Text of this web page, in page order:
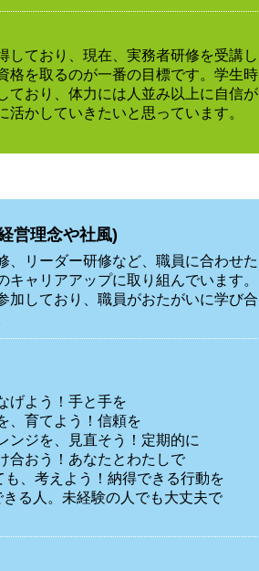
しており、現在、実務者研修を受講し
格を取るのが一番の目標です。学生時
ており、体力には人並み以上に自信が
かしていきたいと思っています。
営理念や社風)
、リーダー研修など、職員に合わせた
キャリアアップに取り組んでいます。
加しており、職員がおたがいに学び合
げよう！手と手を
、育てよう！信頼を
ジを、見直そう！定期的に
合おう！あなたとわたしで
、考えよう！納得できる行動を
る人。未経験の人でも大丈夫で